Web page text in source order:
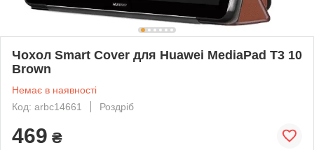
Чохол Smart Cover для Huawei MediaPad T3 10
Brown
Немає в наявності
Код: arbc14661
Роздріб
469 ₴